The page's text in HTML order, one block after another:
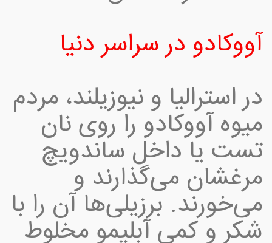
آووکادو در سراسر دنیا
در استرالیا و نیوزیلند، مردم
میوه آووکادو را روی نان
تست یا داخل ساندویچ
مرغشان می‌گذارند و
می‌خورند. برزیلی‌ها آن را با
شکر و کمی آبلیمو مخلوط